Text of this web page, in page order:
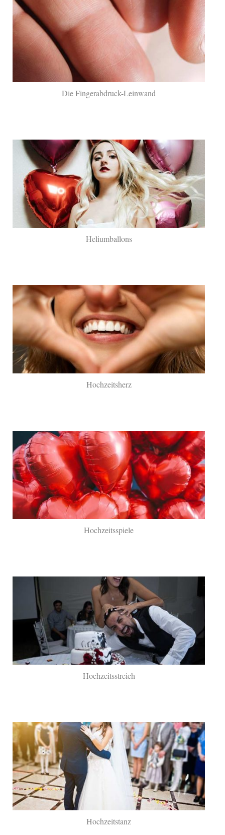
Die Fingerabdruck-Leinwand
Heliumballons
Hochzeitsherz
Hochzeitsspiele
Hochzeitsstreich
Hochzeitstanz